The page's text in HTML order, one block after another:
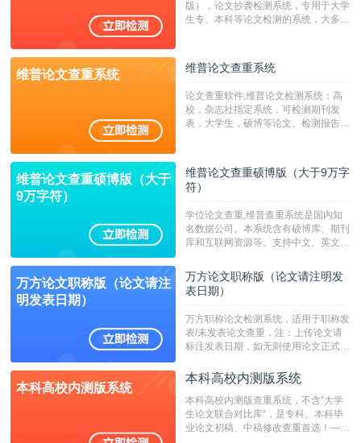
版），论文抄袭检测系统，专用于大学
生专、本科等论文检测的系统，大多数
维普论文查重系统 维普论文查重系统
论文查重软件,维普论文检测系统：高
校，杂志社指定系统，可检测期刊发
表，大学生，硕博等论文。检测报告支
维普论文查重硕博版（大于
9万字符）
维普论文查重硕博版（大于9万字
符）
学位论文查重,维普查重系统是国内知
名数据公司。本系统含有硕博库、期刊
库和互联网资源等。支持中文、英文、
定院校！！！
万方论文职称版（论文请注
明发表日期）
万方论文职称版（论文请注明发
表日期）
万方职称论文检测系统，适用于职称发
表/未发表论文查重，注：上传论文请
标注发表日期，如无则使用论文正式发
成时间作为发表日期。
本科高校内测版系统
本科高校内测版系统
本科高校内测版查重系统，不含”大学
生论文联合对比库“，是专科、本科毕
业论文初稿、中稿修改查重首选！——